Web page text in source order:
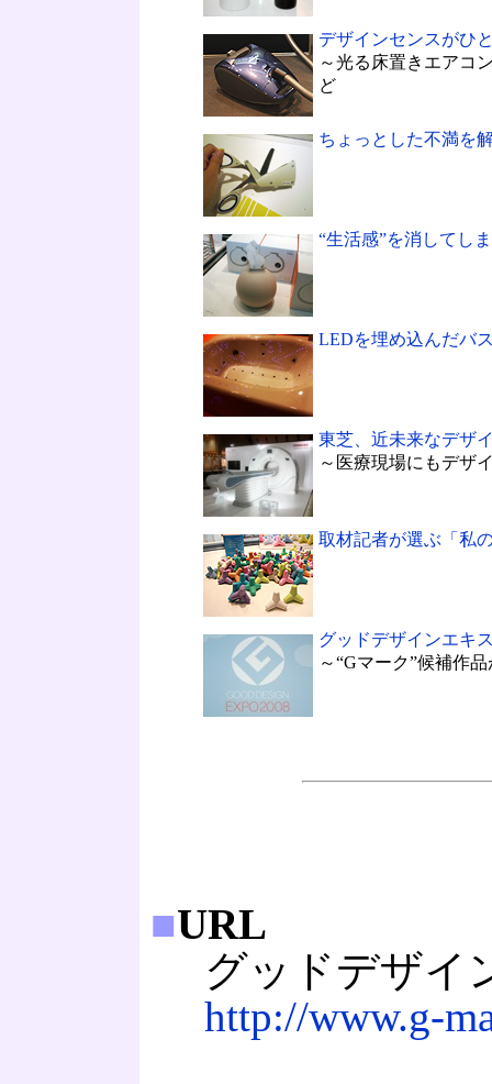
デザインセンスがひ
～光る床置きエアコ
ど
ちょっとした不満を
“生活感”を消してし
LEDを埋め込んだバ
東芝、近未来なデザ
～医療現場にもデザ
取材記者が選ぶ「私
グッドデザインエキ
～“Gマーク”候補作
■URL
グッドデザイ
http://www.g-